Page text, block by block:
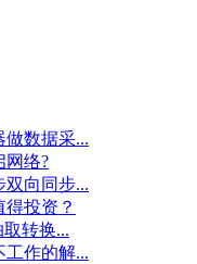
数据采...
网络?
向同步...
投资？
转换...
作的解...